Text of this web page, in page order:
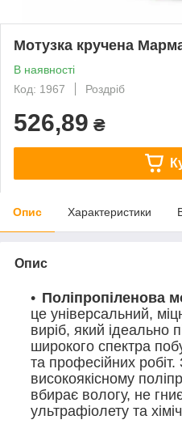
Мотузка кручена
В наявності
Код: 1967
Роздріб
526,89 ₴
Опис Характеристики
Опис
Поліпропіленова
це універсальний,
виріб, який ідеально
широкого спектра
та професійних
високоякісному
вбирає вологу, не
ультрафіолету та